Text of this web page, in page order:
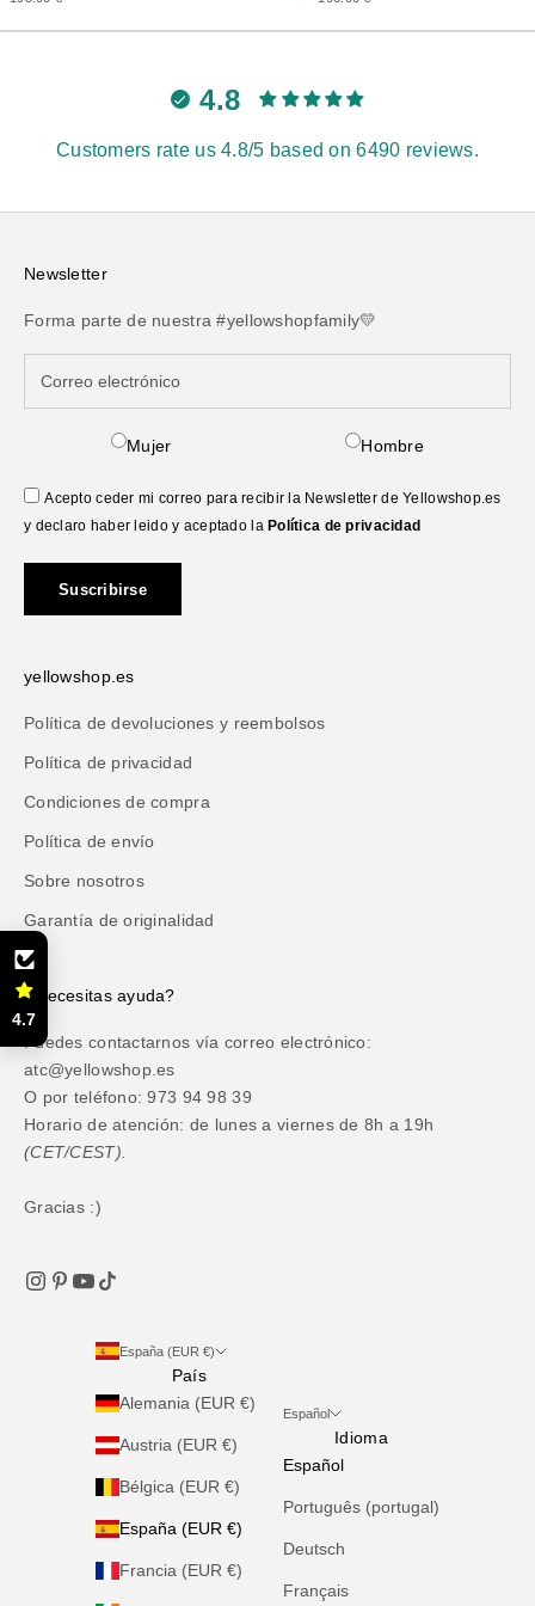
4.8
Customers rate us 4.8/5 based on 6490 reviews.
Newsletter
Forma parte de nuestra #yellowshopfamily💛
Mujer Hombre
Acepto ceder mi correo para recibir la Newsletter de Yellowshop.es
y declaro haber leido y aceptado la Política de privacidad
Suscribirse
yellowshop.es
Política de devoluciones y reembolsos
Política de privacidad
Condiciones de compra
Política de envío
Sobre nosotros
Garantía de originalidad
¿Necesitas ayuda?
Puedes contactarnos vía correo electrónico:
atc@yellowshop.es
O por teléfono: 973 94 98 39
Horario de atención: de lunes a viernes de 8h a 19h
(CET/CEST).
Gracias :)
España (EUR €)
País
Alemania (EUR €)
Austria (EUR €)
Bélgica (EUR €)
España (EUR €)
Francia (EUR €)
Español
Idioma
Español
Português (portugal)
Deutsch
Français
4.7